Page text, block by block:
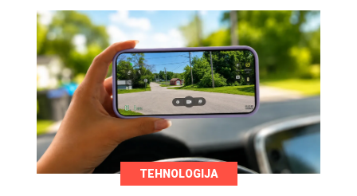
TEHNOLOGIJA